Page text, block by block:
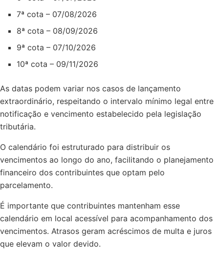
7ª cota – 07/08/2026
8ª cota – 08/09/2026
9ª cota – 07/10/2026
10ª cota – 09/11/2026
As datas podem variar nos casos de lançamento
extraordinário, respeitando o intervalo mínimo legal entre
notificação e vencimento estabelecido pela legislação
tributária.
O calendário foi estruturado para distribuir os
vencimentos ao longo do ano, facilitando o planejamento
financeiro dos contribuintes que optam pelo
parcelamento.
É importante que contribuintes mantenham esse
calendário em local acessível para acompanhamento dos
vencimentos. Atrasos geram acréscimos de multa e juros
que elevam o valor devido.